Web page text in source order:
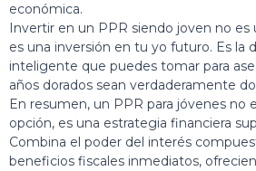
económica.
Invertir en un PPR siendo joven no es
es una inversión en tu yo futuro. Es la
inteligente que puedes tomar para
años dorados sean verdaderamente
En resumen, un PPR para jóvenes no
opción, es una estrategia financiera
Combina el poder del interés
beneficios fiscales inmediatos,